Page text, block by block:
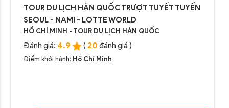
TOUR DU LỊCH HÀN QUỐC TRƯỢT TUYẾT TUYẾN
SEOUL - NAMI - LOTTE WORLD
HỒ CHÍ MINH - TOUR DU LỊCH HÀN QUỐC
Đánh giá: 4.9 ( 20 đánh giá )
Điểm khởi hành: Hồ Chí Minh